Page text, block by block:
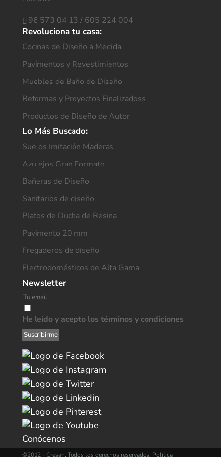
96 573 04 13 / 605 224 004
Revoluciona tu casa:
Cocinas de Diseño a Medida
Pavimentos y Revestimientos
Muebles de Baño de Diseño
Reformas y Proyectos Finalizadoss
Productos de Diseño de Autor
Lo Más Buscado:
Suelos Imitación Maderas
Azulejos Gran Formato
Bañeras de Diseño
Sanitarios de diseño
Platos de Ducha de Resina
Pavimento 20 mm
Fregaderos de diseño
Electrodomésticos de Alta Gama
Newsletter
He leído y acepto los términos y condiciones
Conócenos
©2012 - Cresan. Todos los derechos reservados. Política